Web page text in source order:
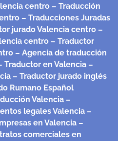
centro – Traducción
– Traducciones Juradas
jurado Valencia centro –
centro – Traductor
– Agencia de traducción
Traductor en Valencia –
– Traductor jurado inglés
Rumano Español
Valencia –
legales Valencia –
en Valencia –
comerciales en